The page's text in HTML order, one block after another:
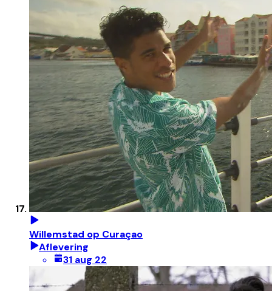
Willemstad op Curaçao
Aflevering
31 aug 22